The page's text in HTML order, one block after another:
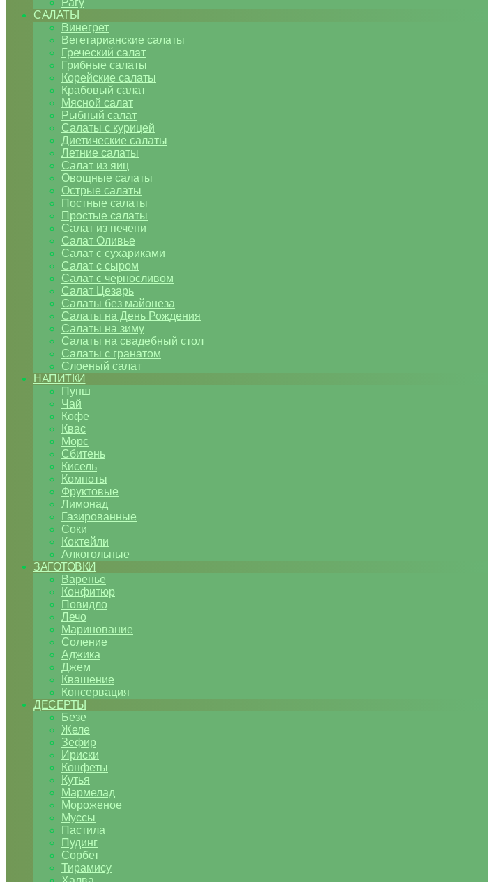
Рагу
САЛАТЫ
Винегрет
Вегетарианские салаты
Греческий салат
Грибные салаты
Корейские салаты
Крабовый салат
Мясной салат
Рыбный салат
Салаты с курицей
Диетические салаты
Летние салаты
Салат из яиц
Овощные салаты
Острые салаты
Постные салаты
Простые салаты
Салат из печени
Салат Оливье
Салат с сухариками
Салат с сыром
Салат с черносливом
Салат Цезарь
Салаты без майонеза
Салаты на День Рождения
Салаты на зиму
Салаты на свадебный стол
Салаты с гранатом
Слоеный салат
НАПИТКИ
Пунш
Чай
Кофе
Квас
Морс
Сбитень
Кисель
Компоты
Фруктовые
Лимонад
Газированные
Соки
Коктейли
Алкогольные
ЗАГОТОВКИ
Варенье
Конфитюр
Повидло
Лечо
Маринование
Соление
Аджика
Джем
Квашение
Консервация
ДЕСЕРТЫ
Безе
Желе
Зефир
Ириски
Конфеты
Кутья
Мармелад
Мороженое
Муссы
Пастила
Пудинг
Сорбет
Тирамису